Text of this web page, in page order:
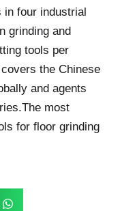
in four industrial
grinding and
tools per
the Chinese
and agents
most
for floor grinding